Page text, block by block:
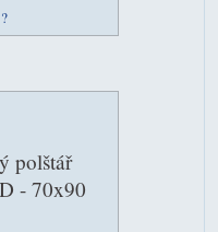
?
polštář
- 70x90